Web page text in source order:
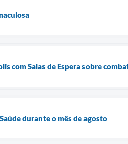
com Salas de Espera sobre
durante o mês de agosto